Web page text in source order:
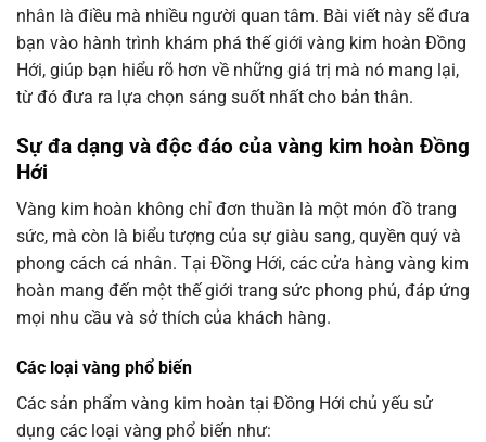
nhân là điều mà nhiều người quan tâm. Bài viết này sẽ đưa
bạn vào hành trình khám phá thế giới vàng kim hoàn Đồng
Hới, giúp bạn hiểu rõ hơn về những giá trị mà nó mang lại,
từ đó đưa ra lựa chọn sáng suốt nhất cho bản thân.
Sự đa dạng và độc đáo của vàng kim hoàn Đồng
Hới
Vàng kim hoàn không chỉ đơn thuần là một món đồ trang
sức, mà còn là biểu tượng của sự giàu sang, quyền quý và
phong cách cá nhân. Tại Đồng Hới, các cửa hàng vàng kim
hoàn mang đến một thế giới trang sức phong phú, đáp ứng
mọi nhu cầu và sở thích của khách hàng.
Các loại vàng phổ biến
Các sản phẩm vàng kim hoàn tại Đồng Hới chủ yếu sử
dụng các loại vàng phổ biến như: